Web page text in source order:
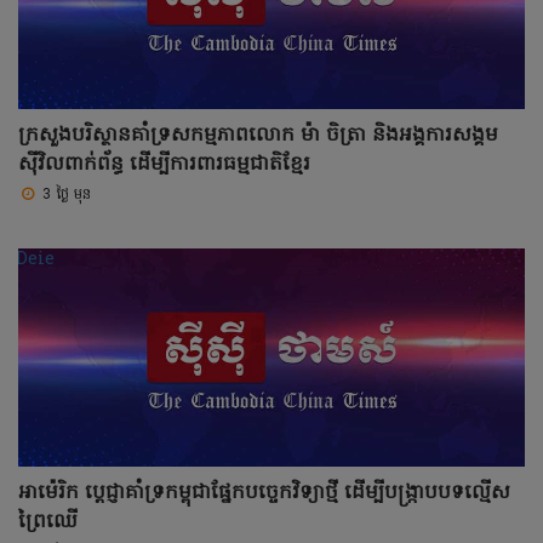
ក្រសួងបរិស្ថានគាំទ្រសកម្មភាពលោក ម៉ា ចិត្រា និងអង្គការសង្គម
ស៊ីវិលពាក់ព័ន្ធ ដើម្បីការពារធម្មជាតិខ្មែរ
3 ថ្ងៃ មុន
អាម៉េរិក ប្តេជ្ញាគាំទ្រកម្ពុជាផ្នែកបច្ចេកវិទ្យាថ្មី ដើម្បីបង្រ្កាបបទល្មើស
ព្រៃឈើ